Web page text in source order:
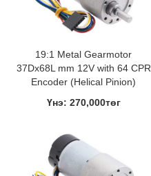
19:1 Metal Gearmotor
37Dx68L mm 12V with 64 CPR
Encoder (Helical Pinion)
Үнэ: 270,000төг